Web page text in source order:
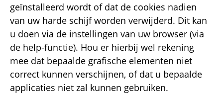
geïnstalleerd wordt of dat de cookies nadien
van uw harde schijf worden verwijderd. Dit kan
u doen via de instellingen van uw browser (via
de help-functie). Hou er hierbij wel rekening
mee dat bepaalde grafische elementen niet
correct kunnen verschijnen, of dat u bepaalde
applicaties niet zal kunnen gebruiken.